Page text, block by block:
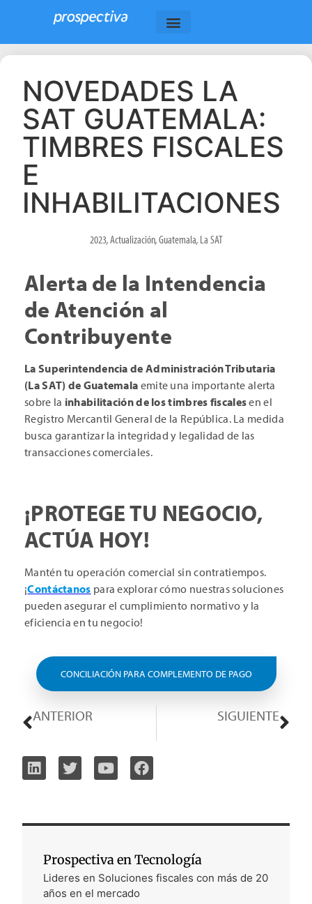
NOVEDADES LA
SAT GUATEMALA:
TIMBRES FISCALES
E
INHABILITACIONES
2023,Actualización,Guatemala, La SAT
Alerta de la Intendencia
de Atención al
Contribuyente
La Superintendencia de Administración Tributaria
(La SAT) de Guatemala emite una importante alerta
sobre la inhabilitación de los timbres fiscalesen el
Registro Mercantil General de la República. La medida
busca garantizar la integridad y legalidad de las
transacciones comerciales.
¡PROTEGE TU NEGOCIO,
ACTÚA HOY!
Mantén tu operación comercial sin contratiempos.
¡Contáctanos para explorar cómo nuestras soluciones
pueden asegurar el cumplimiento normativo y la
eficiencia en tu negocio!
CONCILIACIÓN PARA COMPLEMENTO DE PAGO
ANTERIOR SIGUIENTE
Prospectiva en Tecnología
Lideres en Soluciones fiscales con más de 20
años en el mercado